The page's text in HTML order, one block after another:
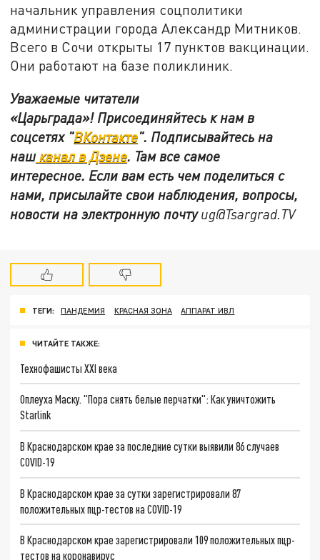
начальник управления соцполитики
администрации города Александр Митников.
Всего в Сочи открыты 17 пунктов вакцинации.
Они работают на базе поликлиник.
Уважаемые читатели
«Царьграда»! Присоединяйтесь к нам в
соцсетях "ВКонтакте". Подписывайтесь на
нашканал в Дзене. Там все самое
интересное. Если вам есть чем поделиться с
нами, присылайте свои наблюдения, вопросы,
новости на электронную почту ug@Tsargrad.TV
ТЕГИ: ПАНДЕМИЯ КРАСНАЯ ЗОНА АППАРАТ ИВЛ
ЧИТАЙТЕ ТАКЖЕ:
Технофашисты XXI века
Оплеуха Маску. "Пора снять белые перчатки": Как уничтожить
Starlink
В Краснодарском крае за последние сутки выявили 86 случаев
COVID-19
В Краснодарском крае за сутки зарегистрировали 87
положительных пцр-тестов на COVID-19
В Краснодарском крае зарегистрировали 109 положительных пцр-
тестов на коронавирус